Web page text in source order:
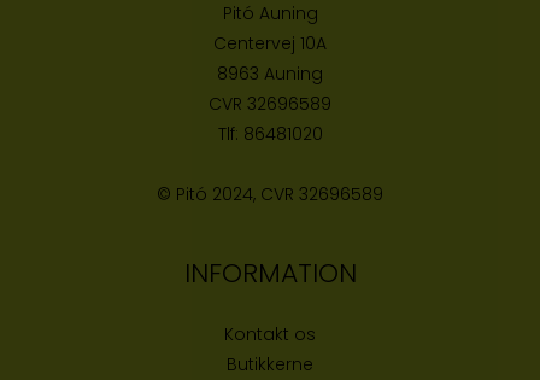
Pitó Auning
Centervej 10A
8963 Auning
CVR 32696589
Tlf: 86481020
© Pitó 2024, CVR 32696589
INFORMATION
Kontakt os
Butikkerne